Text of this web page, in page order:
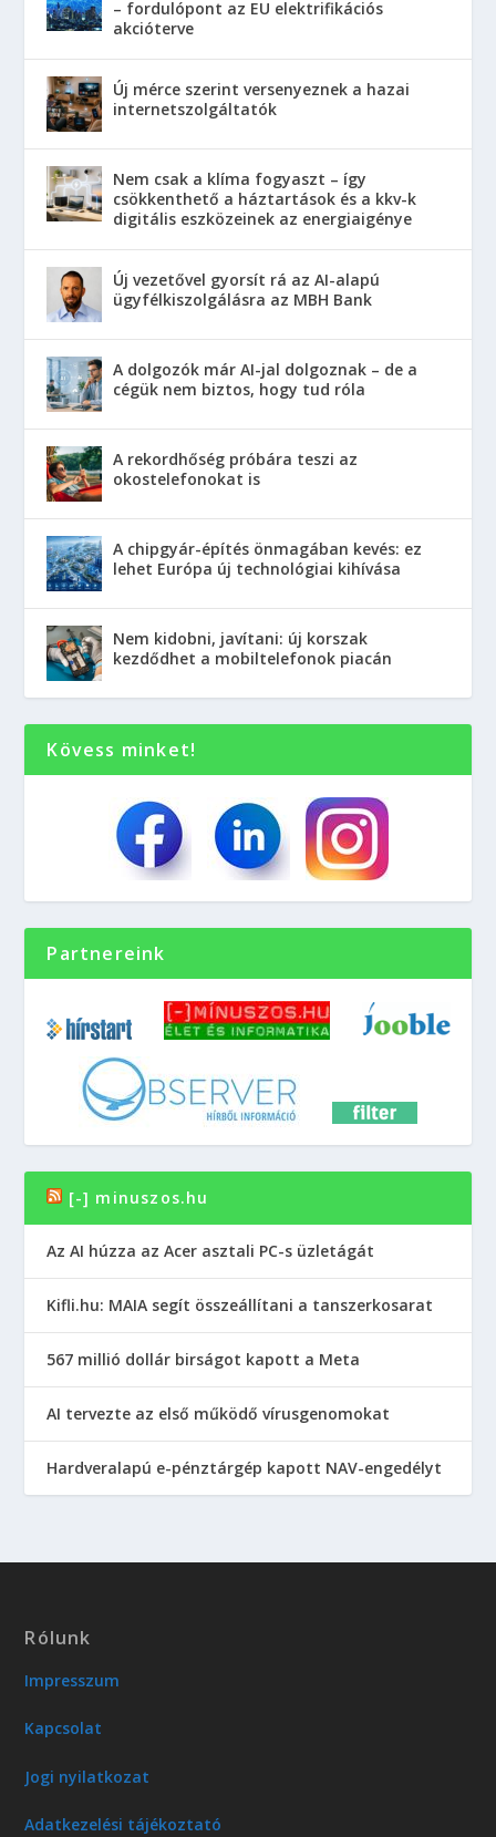
– fordulópont az EU elektrifikációs
akcióterve
Új mérce szerint versenyeznek a hazai
internetszolgáltatók
Nem csak a klíma fogyaszt – így
csökkenthető a háztartások és a kkv-k
digitális eszközeinek az energiaigénye
Új vezetővel gyorsít rá az AI-alapú
ügyfélkiszolgálásra az MBH Bank
A dolgozók már AI-jal dolgoznak – de a
cégük nem biztos, hogy tud róla
A rekordhőség próbára teszi az
okostelefonokat is
A chipgyár-építés önmagában kevés: ez
lehet Európa új technológiai kihívása
Nem kidobni, javítani: új korszak
kezdődhet a mobiltelefonok piacán
Kövess minket!
Partnereink
[-] minuszos.hu
Az AI húzza az Acer asztali PC-s üzletágát
Kifli.hu: MAIA segít összeállítani a tanszerkosarat
567 millió dollár birságot kapott a Meta
AI tervezte az első működő vírusgenomokat
Hardveralapú e-pénztárgép kapott NAV-engedélyt
Rólunk
Impresszum
Kapcsolat
Jogi nyilatkozat
Adatkezelési tájékoztató